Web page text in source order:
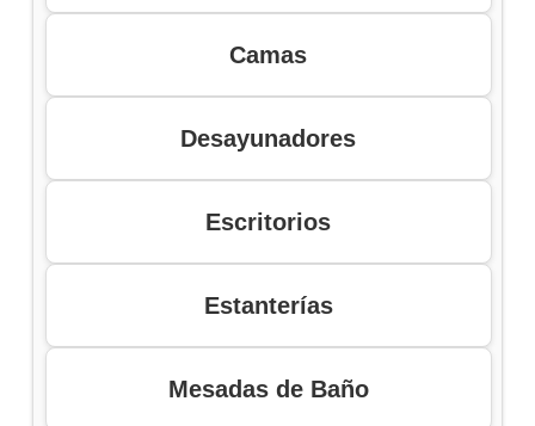
Camas
Desayunadores
Escritorios
Estanterías
Mesadas de Baño